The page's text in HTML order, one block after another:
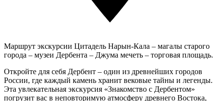
Маршрут экскурсии Цитадель Нарын-Кала – магалы старого
города – музеи Дербента – Джума мечеть – торговая площадь.
Откройте для себя Дербент – один из древнейших городов
России, где каждый камень хранит вековые тайны и легенды.
Эта увлекательная экскурсия «Знакомство с Дербентом»
погрузит вас в неповторимую атмосферу древнего Востока,